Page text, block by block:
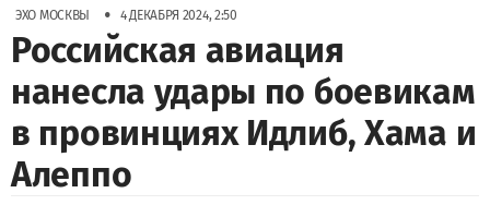
ЭХО МОСКВЫ • 4 ДЕКАБРЯ 2024, 2:50
Российская авиация
нанесла удары по боевикам
в провинциях Идлиб, Хама и
Алеппо